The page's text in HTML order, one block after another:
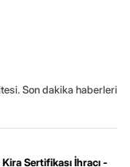
Son dakika haberleri
Sertifikası İhracı -